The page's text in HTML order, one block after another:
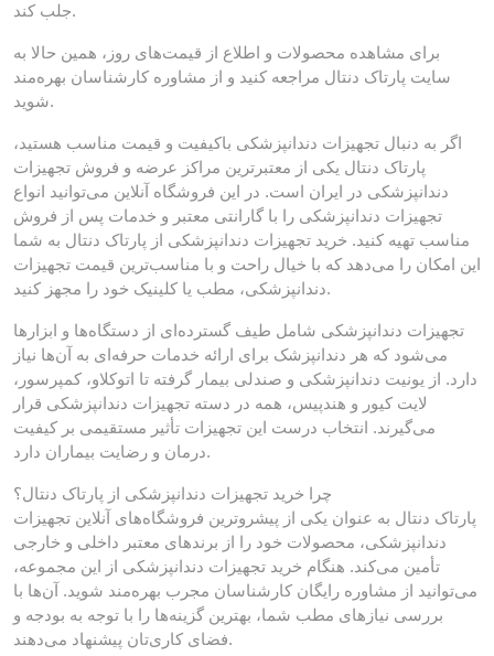
جلب کند.
برای مشاهده محصولات و اطلاع از قیمت‌های روز، همین حالا به
سایت پارتاک دنتال مراجعه کنید و از مشاوره کارشناسان بهره‌مند
شوید.
اگر به دنبال تجهیزات دندانپزشکی باکیفیت و قیمت مناسب هستید،
پارتاک دنتال یکی از معتبرترین مراکز عرضه و فروش تجهیزات
دندانپزشکی در ایران است. در این فروشگاه آنلاین می‌توانید انواع
تجهیزات دندانپزشکی را با گارانتی معتبر و خدمات پس از فروش
مناسب تهیه کنید. خرید تجهیزات دندانپزشکی از پارتاک دنتال به شما
این امکان را می‌دهد که با خیال راحت و با مناسب‌ترین قیمت تجهیزات
دندانپزشکی، مطب یا کلینیک خود را مجهز کنید.
تجهیزات دندانپزشکی شامل طیف گسترده‌ای از دستگاه‌ها و ابزارها
می‌شود که هر دندانپزشک برای ارائه خدمات حرفه‌ای به آن‌ها نیاز
دارد. از یونیت دندانپزشکی و صندلی بیمار گرفته تا اتوکلاو، کمپرسور،
لایت کیور و هندپیس، همه در دسته تجهیزات دندانپزشکی قرار
می‌گیرند. انتخاب درست این تجهیزات تأثیر مستقیمی بر کیفیت
درمان و رضایت بیماران دارد.
چرا خرید تجهیزات دندانپزشکی از پارتاک دنتال؟
پارتاک دنتال به عنوان یکی از پیشروترین فروشگاه‌های آنلاین تجهیزات
دندانپزشکی، محصولات خود را از برندهای معتبر داخلی و خارجی
تأمین می‌کند. هنگام خرید تجهیزات دندانپزشکی از این مجموعه،
می‌توانید از مشاوره رایگان کارشناسان مجرب بهره‌مند شوید. آن‌ها با
بررسی نیازهای مطب شما، بهترین گزینه‌ها را با توجه به بودجه و
فضای کاری‌تان پیشنهاد می‌دهند.